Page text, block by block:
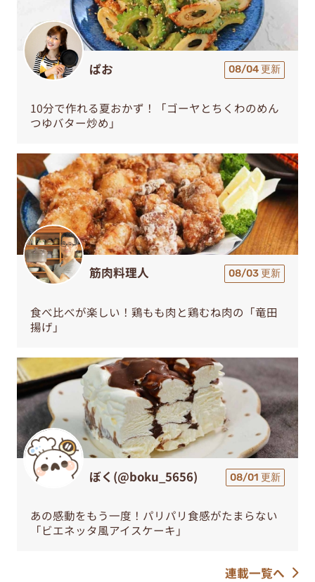
ぱお 08/04 更新
10分で作れる夏おかず！「ゴーヤとちくわのめん
つゆバター炒め」
筋肉料理人 08/03 更新
食べ比べが楽しい！鶏もも肉と鶏むね肉の「竜田
揚げ」
ぼく(@boku_5656) 08/01 更新
あの感動をもう一度！パリパリ食感がたまらない
「ビエネッタ風アイスケーキ」
連載一覧へ